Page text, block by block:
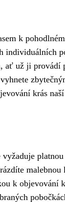
k
ať už ji provádí
krás
k objevování